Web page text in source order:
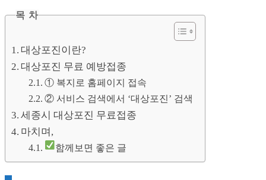
목 차
대상포진이란?
대상포진 무료 예방접종
① 복지로 홈페이지 접속
② 서비스 검색에서 ‘대상포진’ 검색
세종시 대상포진 무료접종
마치며,
함께보면 좋은 글